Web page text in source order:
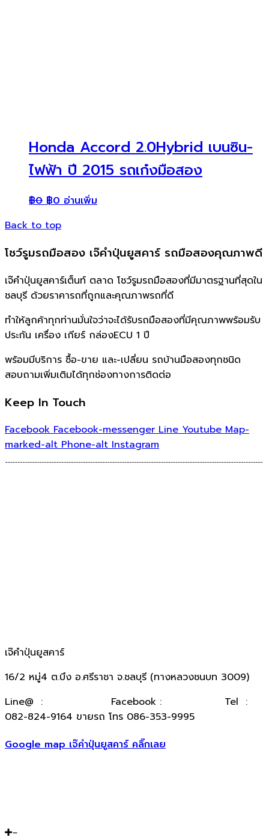
Honda Accord 2.0Hybrid เบนซิน-
ไฟฟ้า ปี 2015 รถเก๋งมือสอง
฿0 ฿0 อ่านเพิ่ม
Back to top
โชว์รูมรถมือสอง เจ๊คำปุ่นยูสคาร์ รถมือสองคุณภาพดี
เจ๊คำปุ่นยูสคาร์เต็นท์ ตลาด โชว์รูมรถมือสองที่มีมาตรฐานที่สุดใน
ชลบุรี ด้วยราคารถที่ถูกและคุณภาพรถที่ดี
ทำให้ลูกค้าทุกท่านมั่นใจว่าจะได้รับรถมือสองที่มีคุณภาพพร้อมรับ
ประกัน เครื่อง เกียร์ กล่องECU 1 ปี
พร้อมมีบริการ ซื้อ-ขาย และ-เปลี่ยน รถบ้านมือสองทุกชนิด
สอบถามเพิ่มเติมได้ทุกช่องทางการติดต่อ
Keep In Touch
Facebook Facebook-messenger Line Youtube Map-
marked-alt Phone-alt Instagram
เจ๊คำปุ่นยูสคาร์
16/2 หมู่4 ต.บึง อ.ศรีราชา จ.ชลบุรี (ทางหลวงชนบท 3009)
​Line@ :
Facebook :
Tel :
082-824-9164 ขายรถ โทร 086-353-9995
Google map เจ๊คำปุ่นยูสคาร์ คลิ๊กเลย